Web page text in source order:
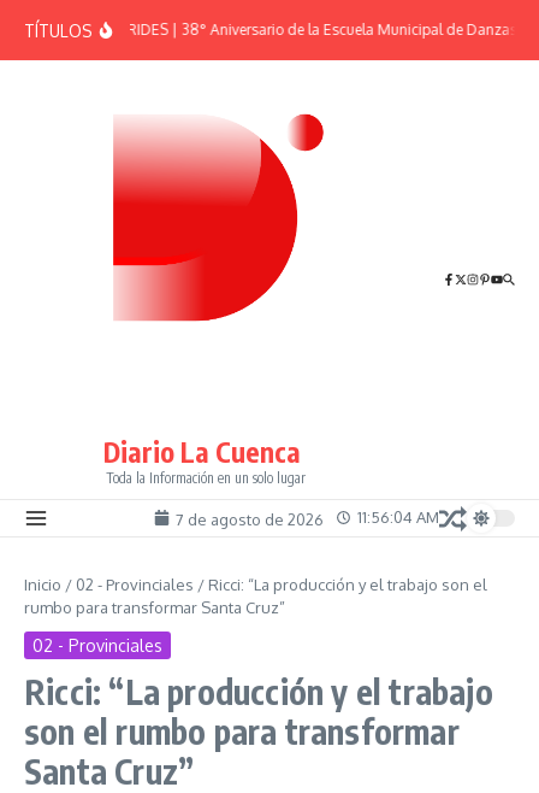
TÍTULOSEFEMÉRIDES | 38° Aniversario de la Escuela Municipal de Danzas “El
Diario La Cuenca
Toda la Información en un solo lugar
7 de agosto de 2026 11:56:04 AM
Inicio / 02 - Provinciales / Ricci: “La producción y el trabajo son el
rumbo para transformar Santa Cruz”
02 - Provinciales
Ricci: “La producción y el trabajo
son el rumbo para transformar
Santa Cruz”